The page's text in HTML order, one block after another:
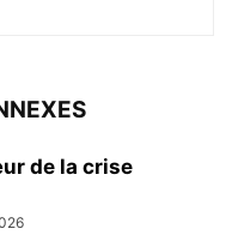
de la crise